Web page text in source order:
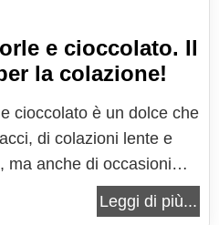
e cioccolato. Il
la colazione!
cioccolato è un dolce che
di colazioni lente e
ma anche di occasioni
qualcosa di goloso senza
racchiude l’equilibrio
Leggi di più...